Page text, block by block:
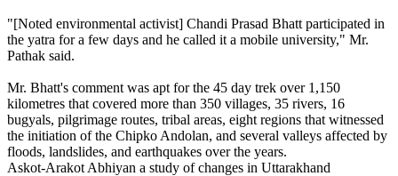
"[Noted environmental activist] Chandi Prasad Bhatt participated in
the yatra for a few days and he called it a mobile university," Mr.
Pathak said.
Mr. Bhatt's comment was apt for the 45 day trek over 1,150
kilometres that covered more than 350 villages, 35 rivers, 16
bugyals, pilgrimage routes, tribal areas, eight regions that witnessed
the initiation of the Chipko Andolan, and several valleys affected by
floods, landslides, and earthquakes over the years.
Askot-Arakot Abhiyan a study of changes in Uttarakhand